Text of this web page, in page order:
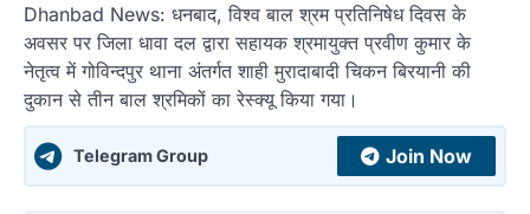
Dhanbad News: धनबाद, विश्व बाल श्रम प्रतिनिषेध दिवस के
अवसर पर जिला धावा दल द्वारा सहायक श्रमायुक्त प्रवीण कुमार के
नेतृत्व में गोविन्दपुर थाना अंतर्गत शाही मुरादाबादी चिकन बिरयानी की
दुकान से तीन बाल श्रमिकों का रेस्क्यू किया गया।
Telegram Group Join Now